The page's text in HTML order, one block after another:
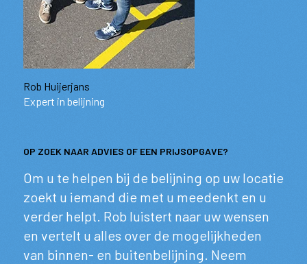
Rob Huijerjans
Expert in belijning
OP ZOEK NAAR ADVIES OF EEN PRIJSOPGAVE?
Om u te helpen bij de belijning op uw locatie
zoekt u iemand die met u meedenkt en u
verder helpt. Rob luistert naar uw wensen
en vertelt u alles over de mogelijkheden
van binnen- en buitenbelijning. Neem